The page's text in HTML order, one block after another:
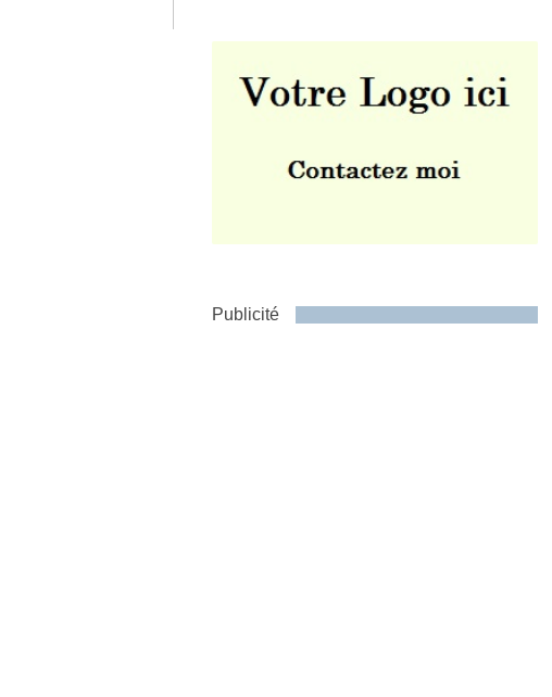
Publicité